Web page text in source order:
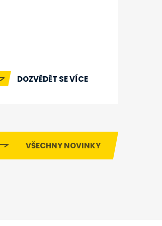
DOZVĚDĚT SE VÍCE
VŠECHNY NOVINKY